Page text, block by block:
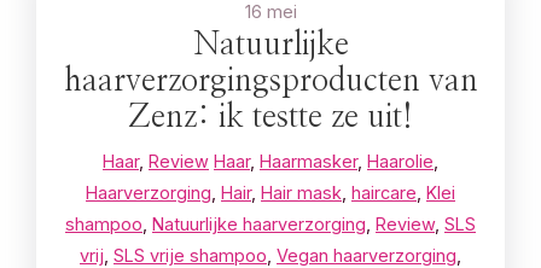
16 mei
Natuurlijke
haarverzorgingsproducten van
Zenz: ik testte ze uit!
Haar, Review Haar, Haarmasker, Haarolie
Haarverzorging Hair, Hair mask haircare Klei
shampoo Natuurlijke haarverzorging Review, SLS
vrij SLS vrije shampoo Vegan haarverzorging